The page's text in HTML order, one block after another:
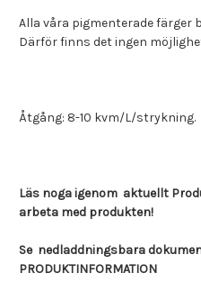
Alla våra pigmenterade färger
Därför finns det ingen
Åtgång: 8-10 kvm/L/strykning.
Läs noga igenom aktuellt
arbeta med produkten!
Se nedladdningsbara
PRODUKTINFORMATION